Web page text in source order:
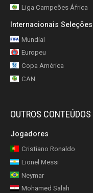
Liga Campeões África
Internacionais Seleções
Mundial
Europeu
Copa América
CAN
OUTROS CONTEÚDOS
Jogadores
Cristiano Ronaldo
Lionel Messi
Neymar
Mohamed Salah